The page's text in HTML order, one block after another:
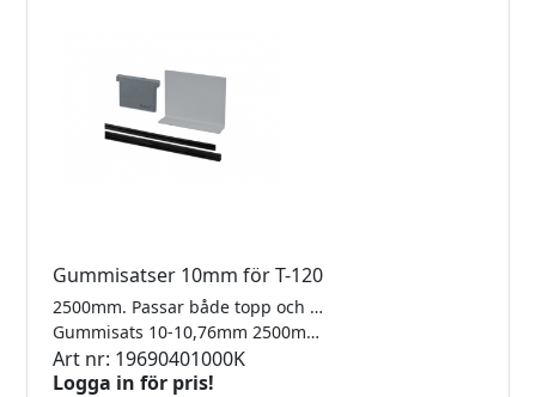
Gummisatser 10mm för T-120
2500mm. Passar både topp och sidomonterad T120
Gummisats 10-10,76mm 2500mm
Art nr: 19690401000K
Logga in för pris!